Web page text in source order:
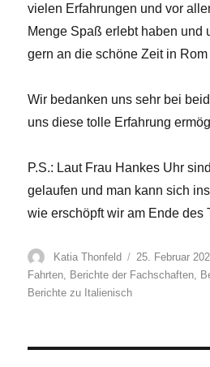
vielen Erfahrungen und vor
Menge Spaß erlebt haben und
gern an die schöne Zeit in
Wir bedanken uns sehr bei
uns diese tolle Erfahrung
P.S.: Laut Frau Hankes Uhr
gelaufen und man kann sich
wie erschöpft wir am Ende des
Autor
Katia Thonfeld
Veröffentlicht
am
25. Februar
Fahrten Berichte der Fachschaften
Berichte zu Italienisch